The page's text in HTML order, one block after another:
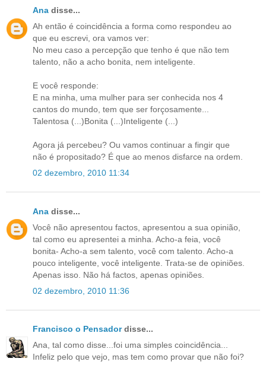
Ana disse...
Ah então é coincidência a forma como respondeu ao
que eu escrevi, ora vamos ver:
No meu caso a percepção que tenho é que não tem
talento, não a acho bonita, nem inteligente.
E você responde:
E na minha, uma mulher para ser conhecida nos 4
cantos do mundo, tem que ser forçosamente...
Talentosa (...)Bonita (...)Inteligente (...)
Agora já percebeu? Ou vamos continuar a fingir que
não é propositado? É que ao menos disfarce na ordem.
02 dezembro, 2010 11:34
Ana disse...
Você não apresentou factos, apresentou a sua opinião,
tal como eu apresentei a minha. Acho-a feia, você
bonita- Acho-a sem talento, você com talento. Acho-a
pouco inteligente, você inteligente. Trata-se de opiniões.
Apenas isso. Não há factos, apenas opiniões.
02 dezembro, 2010 11:36
Francisco o Pensadordisse...
Ana, tal como disse...foi uma simples coincidência...
Infeliz pelo que vejo, mas tem como provar que não foi?